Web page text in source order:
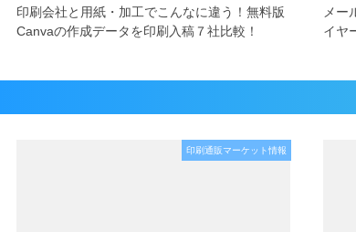
印刷会社と用紙・加工でこんなに違う！無料版
Canvaの作成データを印刷入稿７社比較！
メー
イヤ
印刷通販マーケット情報